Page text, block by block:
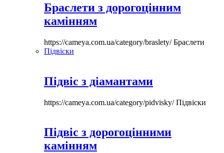
Браслети з дорогоцінним
камінням
https://cameya.com.ua/category/braslety/Браслети
Підвіски
Підвіс з діамантами
https://cameya.com.ua/category/pidvisky/Підвіски
Підвіс з дорогоцінними
камінням